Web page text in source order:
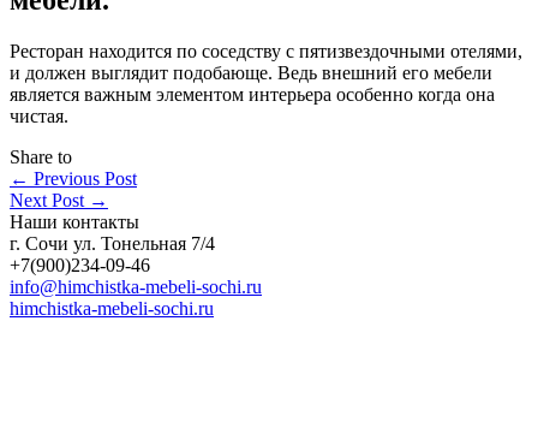
Ресторан находится по соседству с пятизвездочными отелями,
и должен выглядит подобающе. Ведь внешний его мебели
является важным элементом интерьера особенно когда она
чистая.
Share to
← Previous Post
Next Post →
Наши контакты
г. Сочи ул. Тонельная 7/4
+7(900)234-09-46
info@himchistka-mebeli-sochi.ru
himchistka-mebeli-sochi.ru